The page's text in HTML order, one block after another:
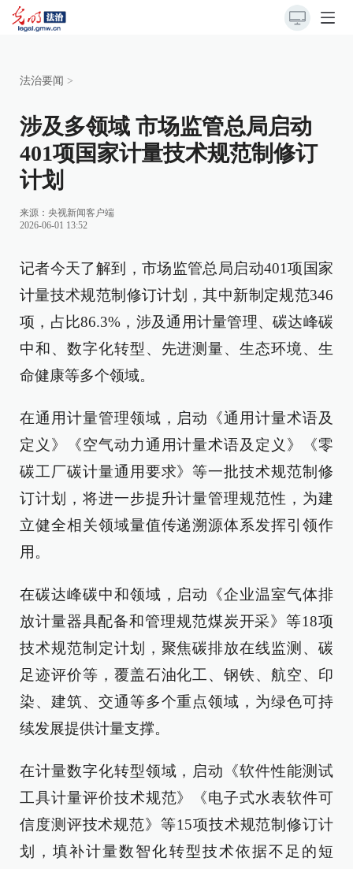
法治要闻 >
涉及多领域 市场监管总局启动
401项国家计量技术规范制修订
计划
来源： 央视新闻客户端
2026-06-01 13:52
记者今天了解到，市场监管总局启动401项国家
计量技术规范制修订计划，其中新制定规范346
项，占比86.3%，涉及通用计量管理、碳达峰碳
中和、数字化转型、先进测量、生态环境、生
命健康等多个领域。
在通用计量管理领域，启动《通用计量术语及
定义》《空气动力通用计量术语及定义》《零
碳工厂碳计量通用要求》等一批技术规范制修
订计划，将进一步提升计量管理规范性，为建
立健全相关领域量值传递溯源体系发挥引领作
用。
在碳达峰碳中和领域，启动《企业温室气体排
放计量器具配备和管理规范煤炭开采》等18项
技术规范制定计划，聚焦碳排放在线监测、碳
足迹评价等，覆盖石油化工、钢铁、航空、印
染、建筑、交通等多个重点领域，为绿色可持
续发展提供计量支撑。
在计量数字化转型领域，启动《软件性能测试
工具计量评价技术规范》《电子式水表软件可
信度测评技术规范》等15项技术规范制修订计
划，填补计量数智化转型技术依据不足的短